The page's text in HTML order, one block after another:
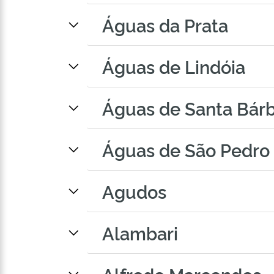
Águas da Prata
Águas de Lindóia
Águas de Santa
Águas de São Pedro
Agudos
Alambari